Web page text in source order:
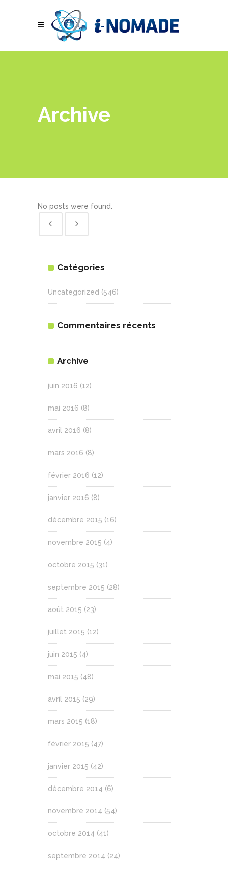
Archive
No posts were found.
Catégories
Uncategorized (546)
Commentaires récents
Archive
juin 2016 (12)
mai 2016 (8)
avril 2016 (8)
mars 2016 (8)
février 2016 (12)
janvier 2016 (8)
décembre 2015 (16)
novembre 2015 (4)
octobre 2015 (31)
septembre 2015 (28)
août 2015 (23)
juillet 2015 (12)
juin 2015 (4)
mai 2015 (48)
avril 2015 (29)
mars 2015 (18)
février 2015 (47)
janvier 2015 (42)
décembre 2014 (6)
novembre 2014 (54)
octobre 2014 (41)
septembre 2014 (24)